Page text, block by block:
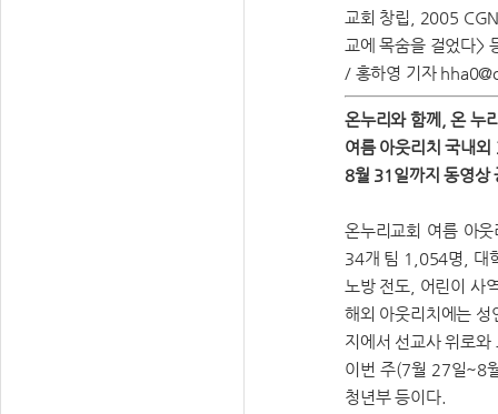
교회 창립, 2005
교에 목숨을 걸었다>
/ 홍하영 기자
온누리와 함께, 온 누
여름 아웃리치 국내
8월 31일까지 동영상
온누리교회 여름 아
34개 팀 1,054명, 대
노방 전도, 어린이 사
해외 아웃리치에는
지에서 선교사 위로
이번 주(7월 27일~8
청년부 등이다.